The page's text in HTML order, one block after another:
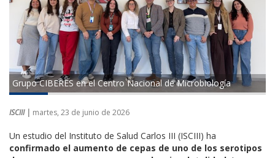
Grupo CIBERES en el Centro Nacional de Microbiología
ISCIII | martes, 23 de junio de 2026
Un estudio del Instituto de Salud Carlos III (ISCIII) ha
confirmado el aumento de cepas de uno de los serotipos